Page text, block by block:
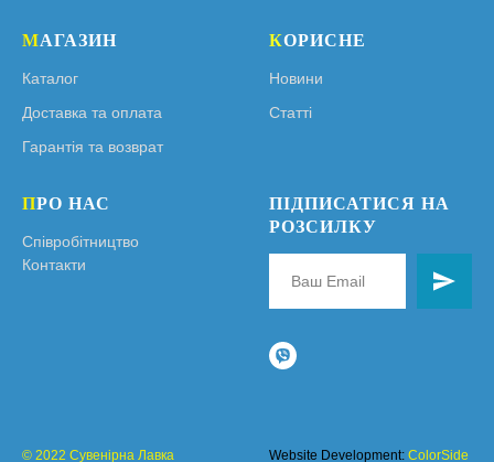
МАГАЗИН
Каталог
Доставка та оплата
Гарантія та возврат
КОРИСНЕ
Новини
Статті
ПРО НАС
Співробітництво
Контакти
ПІДПИСАТИСЯ НА
РОЗСИЛКУ
© 2022 Сувенірна Лавка Website Development: ColorSide